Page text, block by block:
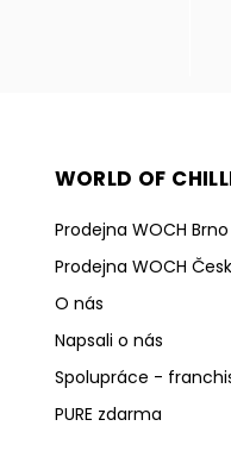
WORLD OF
Prodejna WOCH Brno
Prodejna WOCH
O nás
Napsali o nás
Spolupráce -
PURE zdarma